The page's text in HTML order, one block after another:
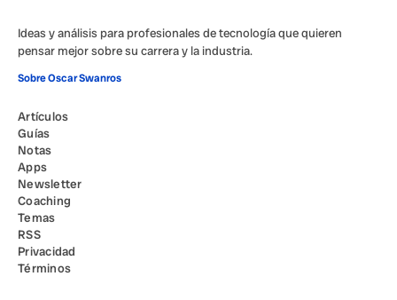
Ideas y análisis para profesionales de tecnología que quieren
pensar mejor sobre su carrera y la industria.
Sobre Oscar Swanros
Artículos
Guías
Notas
Apps
Newsletter
Coaching
Temas
RSS
Privacidad
Términos